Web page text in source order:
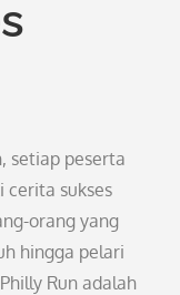
setiap peserta
cerita sukses
orang yang
hingga pelari
Run adalah